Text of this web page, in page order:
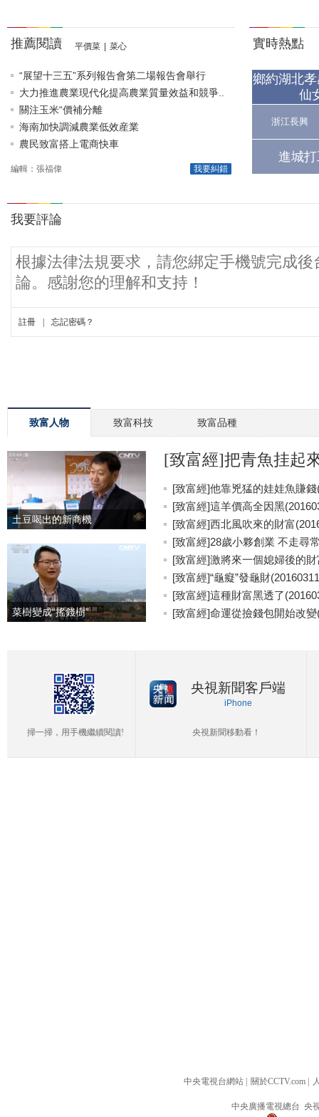
推薦閱讀 平價菜 菜心
“展望十三五”系列報告會第二場報告會舉行
大力推進農業現代化提高農業質量效益和競爭..
關注玉米“價補分離
海南加快調減農業低效産業
農民致富搭上電商快車
我要糾錯
編輯：張福偉
實時熱點
鄉約湖北
仙
浙江長興
進城
致富人物 致富科技 致富品種
土豆喝出的新商機
菜樹變成“搖錢樹”
[致富經]把青魚挂起
[致富經]他靠兇猛的娃娃魚賺錢
[致富經]這羊價高全因黑
[致富經]西北風吹來的財富
[致富經]28歲小夥創業 不走尋
[致富經]激將來一個媳婦後的
[致富經]“龜癡”發龜財
[致富經]這種財富黑透了
[致富經]命運從撿錢包開始改變
掃一掃，用手機繼續閱讀!
央視新聞客戶端
iPhone
央視新聞移動看！
中央電視台網站 關於CCTV.com
中央廣播電視總台 央